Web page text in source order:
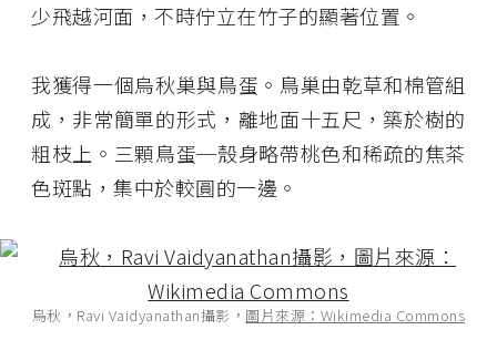
少飛越河面，不時佇立在竹子的顯著位置。
我獲得一個烏秋巢與鳥蛋。鳥巢由乾草和棉管組
成，非常簡單的形式，離地面十五尺，築於樹的
粗枝上。三顆鳥蛋─殼身略帶桃色和稀疏的焦茶
色斑點，集中於較圓的一邊。
烏秋，Ravi Vaidyanathan攝影， 圖片來源：Wikimedia Commons